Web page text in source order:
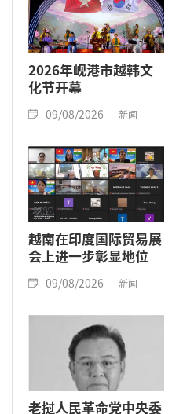
2026年岘港市越韩文
化节开幕
09/08/2026 新闻
越南在印度国际贸易展
会上进一步彰显地位
09/08/2026 新闻
老挝人民革命党中央委